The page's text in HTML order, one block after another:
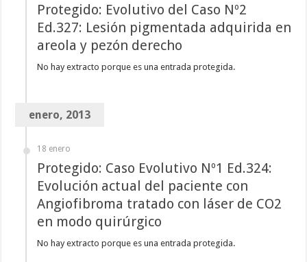
Protegido: Evolutivo del Caso Nº2
Ed.327: Lesión pigmentada adquirida en
areola y pezón derecho
No hay extracto porque es una entrada protegida.
enero, 2013
18 enero
Protegido: Caso Evolutivo Nº1 Ed.324:
Evolución actual del paciente con
Angiofibroma tratado con láser de CO2
en modo quirúrgico
No hay extracto porque es una entrada protegida.